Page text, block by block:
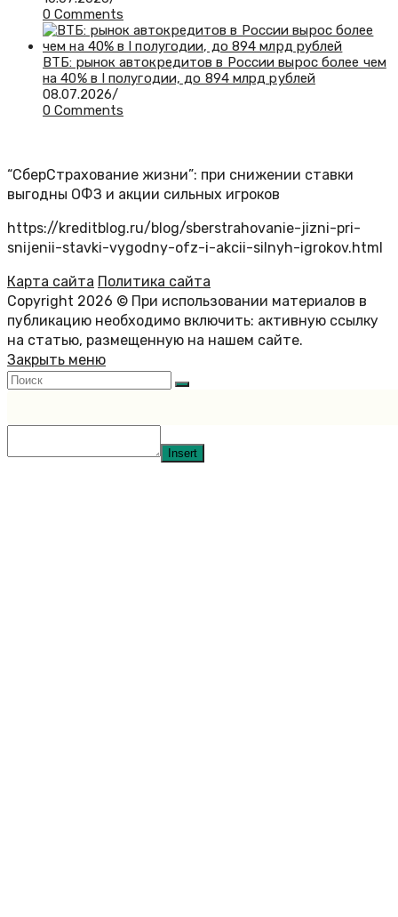
0 Comments
ВТБ: рынок автокредитов в России вырос более чем
на 40% в I полугодии, до 894 млрд рублей
08.07.2026/
0 Comments
“СберСтрахование жизни”: при снижении ставки
выгодны ОФЗ и акции сильных игроков
https://kreditblog.ru/blog/sberstrahovanie-jizni-pri-
snijenii-stavki-vygodny-ofz-i-akcii-silnyh-igrokov.html
Карта сайта Политика сайта
Copyright 2026 © При использовании материалов в
публикацию необходимо включить: активную ссылку
на статью, размещенную на нашем сайте.
Закрыть меню
Insert